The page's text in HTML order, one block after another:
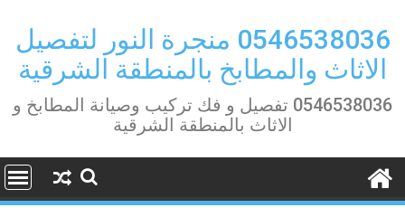
content
0546538036 منجرة النور لتفصيل
الاثاث والمطابخ بالمنطقة الشرقية
0546538036 تفصيل و فك تركيب وصيانة المطابخ و
الاثاث بالمنطقة الشرقية